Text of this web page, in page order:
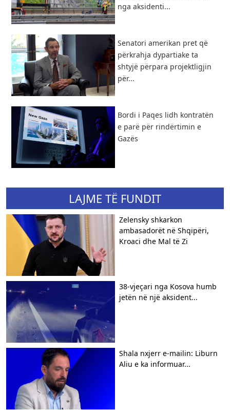
nga aksidenti...
Senatori amerikan pret që
përkrahja dypartiake ta
shtyjë përpara projektligjin
për...
Bordi i Paqes lidh kontratën
e parë për rindërtimin e
Gazës
LAJME TË FUNDIT
Zelensky shkarkon
ambasadorët në Shqipëri,
Kroaci dhe Mal të Zi
38-vjeçari nga Kosova humb
jetën në një aksident...
Shala nxjerr e-mailin: Liburn
Aliu e ka informuar...